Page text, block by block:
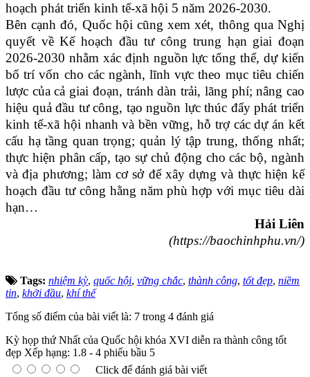
hoạch phát triển kinh tế-xã hội 5 năm 2026-2030.
Bên cạnh đó, Quốc hội cũng xem xét, thông qua Nghị
quyết về Kế hoạch đầu tư công trung hạn giai đoạn
2026-2030 nhằm xác định nguồn lực tổng thể, dự kiến
bố trí vốn cho các ngành, lĩnh vực theo mục tiêu chiến
lược của cả giai đoạn, tránh dàn trải, lãng phí; nâng cao
hiệu quả đầu tư công, tạo nguồn lực thúc đẩy phát triển
kinh tế-xã hội nhanh và bền vững, hỗ trợ các dự án kết
cấu hạ tầng quan trọng; quản lý tập trung, thống nhất;
thực hiện phân cấp, tạo sự chủ động cho các bộ, ngành
và địa phương; làm cơ sở để xây dựng và thực hiện kế
hoạch đầu tư công hằng năm phù hợp với mục tiêu dài
hạn…
Hải Liên
(https://baochinhphu.vn/)
Tags: nhiệm kỳ, quốc hội, vững chắc, thành công, tốt đẹp, niềm
tin, khởi đầu, khí thế
Tổng số điểm của bài viết là: 7 trong 4 đánh giá
Kỳ họp thứ Nhất của Quốc hội khóa XVI diễn ra thành công tốt
đẹp Xếp hạng: 1.8 - 4 phiếu bầu 5
Click để đánh giá bài viết